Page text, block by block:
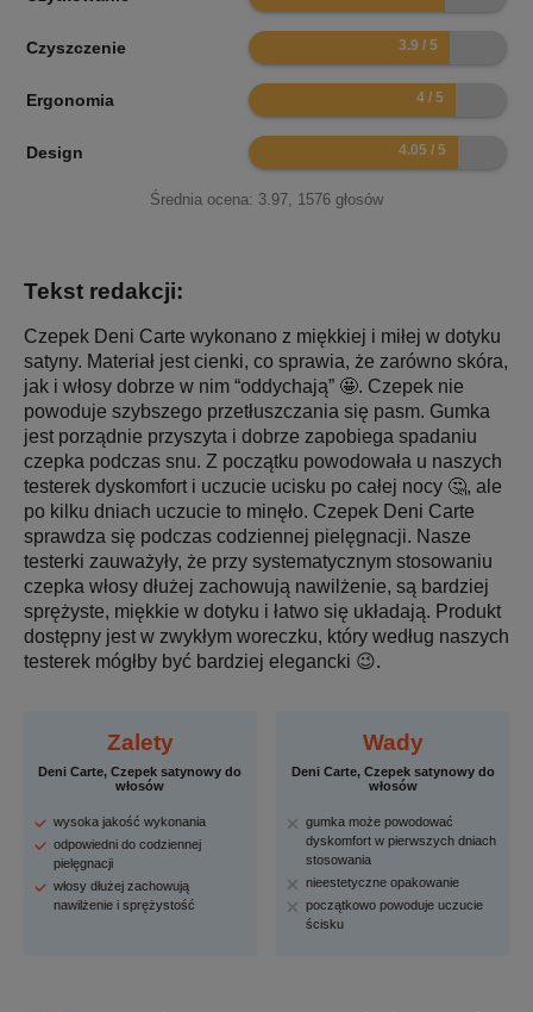
Czyszczenie 7.8
Ergonomia 8
Design 8.1
Średnia ocena: 3.97 1576 głosów
Tekst redakcji:
Czepek Deni Carte wykonano z miękkiej i miłej w dotyku
satyny. Materiał jest cienki, co sprawia, że zarówno skóra,
jak i włosy dobrze w nim “oddychają” 🤩. Czepek nie
powoduje szybszego przetłuszczania się pasm. Gumka
jest porządnie przyszyta i dobrze zapobiega spadaniu
czepka podczas snu. Z początku powodowała u naszych
testerek dyskomfort i uczucie ucisku po całej nocy 🤔, ale
po kilku dniach uczucie to minęło. Czepek Deni Carte
sprawdza się podczas codziennej pielęgnacji. Nasze
testerki zauważyły, że przy systematycznym stosowaniu
czepka włosy dłużej zachowują nawilżenie, są bardziej
sprężyste, miękkie w dotyku i łatwo się układają. Produkt
dostępny jest w zwykłym woreczku, który według naszych
testerek mógłby być bardziej elegancki 😉.
Zalety
Deni Carte, Czepek satynowy do
włosów
wysoka jakość wykonania
odpowiedni do codziennej
pielęgnacji
włosy dłużej zachowują
nawilżenie i sprężystość
Wady
Deni Carte, Czepek satynowy do
włosów
gumka może powodować
dyskomfort w pierwszych dniach
stosowania
nieestetyczne opakowanie
początkowo powoduje uczucie
ścisku